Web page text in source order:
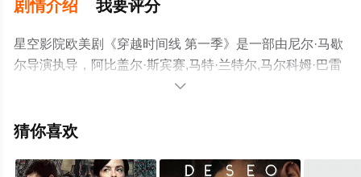
剧情介绍 我要评分
星空影院欧美剧《穿越时间线 第一季》是一部由尼尔·马歇
尔导演执导，阿比盖尔·斯宾赛,马特·兰特尔,马尔科姆·巴雷
特,佩特逊·约瑟夫,沙基纳·贾弗里,克劳迪娅·多米特,高兰·维
美国电视剧，大结局剧情已揭晓（已完结），手机免费观
关信息可移步至豆瓣电视剧、电视猫或剧情网等平台了

猜你喜欢